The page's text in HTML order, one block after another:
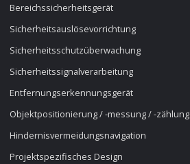
Bereichssicherheitsgerät
Sicherheitsauslösevorrichtung
Sicherheitsschutzüberwachung
Sicherheitssignalverarbeitung
Entfernungserkennungsgerät
Objektpositionierung / -messung / -zählung
Hindernisvermeidungsnavigation
Projektspezifisches Design